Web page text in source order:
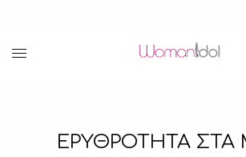
ΕΡΥΘΡΟΤΗΤΑ ΣΤΑ